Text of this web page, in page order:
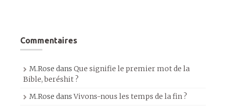
Commentaires
M.Rose dans Que signifie le premier mot de la
Bible, beréshit ?
M.Rose dansVivons-nous les temps de la fin ?